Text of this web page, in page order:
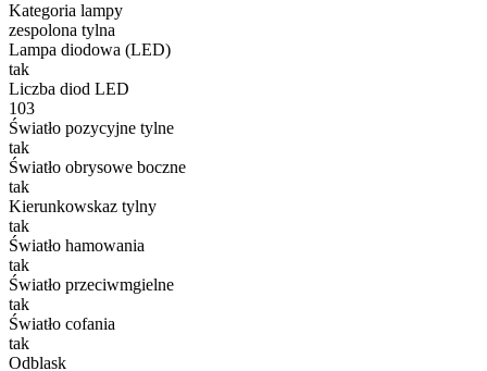
Kategoria lampy
zespolona tylna
Lampa diodowa (LED)
tak
Liczba diod LED
103
Światło pozycyjne tylne
tak
Światło obrysowe boczne
tak
Kierunkowskaz tylny
tak
Światło hamowania
tak
Światło przeciwmgielne
tak
Światło cofania
tak
Odblask